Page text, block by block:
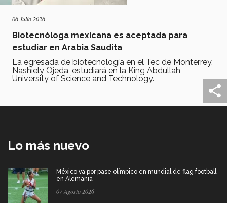
06 Julio 2026
Biotecnóloga mexicana es aceptada para
estudiar en Arabia Saudita
La egresada de biotecnología en el Tec de Monterrey,
Nashiely Ojeda, estudiará en la King Abdullah
University of Science and Technology.
Lo más nuevo
México va por pase olímpico en mundial de flag football
en Alemania
07 Agosto 2026